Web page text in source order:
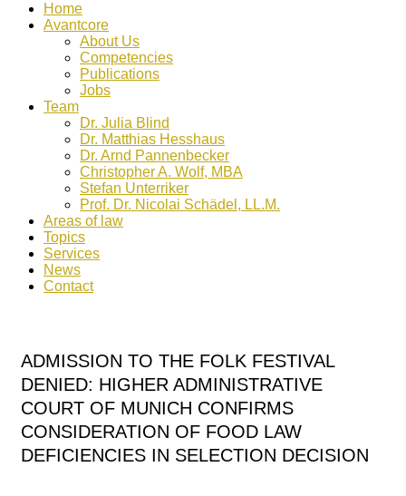
Home
Avantcore
About Us
Competencies
Publications
Jobs
Team
Dr. Julia Blind
Dr. Matthias Hesshaus
Dr. Arnd Pannenbecker
Christopher A. Wolf, MBA
Stefan Unterriker
Prof. Dr. Nicolai Schädel, LL.M.
Areas of law
Topics
Services
News
Contact
ADMISSION TO THE FOLK FESTIVAL
DENIED: HIGHER ADMINISTRATIVE
COURT OF MUNICH CONFIRMS
CONSIDERATION OF FOOD LAW
DEFICIENCIES IN SELECTION DECISION